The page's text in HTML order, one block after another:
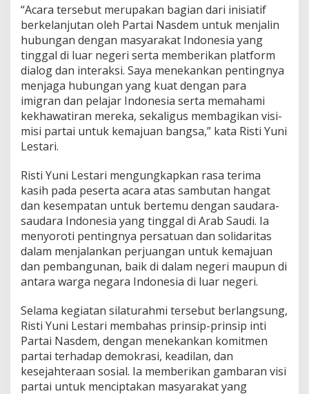
e
n
g
a
n
I
m
i
g
r
a
a
n
P
e
l
j
a
r
I
o
n
e
s
i
“Acara tersebut merupakan bagian dari inisiatif
berkelanjutan oleh Partai Nasdem untuk menjalin
hubungan dengan masyarakat Indonesia yang
tinggal di luar negeri serta memberikan platform
dialog dan interaksi. Saya menekankan pentingnya
menjaga hubungan yang kuat dengan para
imigran dan pelajar Indonesia serta memahami
kekhawatiran mereka, sekaligus membagikan visi-
misi partai untuk kemajuan bangsa,” kata Risti Yuni
Lestari.
Risti Yuni Lestari mengungkapkan rasa terima
kasih pada peserta acara atas sambutan hangat
dan kesempatan untuk bertemu dengan saudara-
saudara Indonesia yang tinggal di Arab Saudi. Ia
menyoroti pentingnya persatuan dan solidaritas
dalam menjalankan perjuangan untuk kemajuan
dan pembangunan, baik di dalam negeri maupun di
antara warga negara Indonesia di luar negeri.
Selama kegiatan silaturahmi tersebut berlangsung,
Risti Yuni Lestari membahas prinsip-prinsip inti
Partai Nasdem, dengan menekankan komitmen
partai terhadap demokrasi, keadilan, dan
kesejahteraan sosial. Ia memberikan gambaran visi
partai untuk menciptakan masyarakat yang